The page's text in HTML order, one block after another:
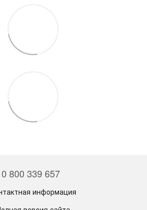
0 800 339 657
информация